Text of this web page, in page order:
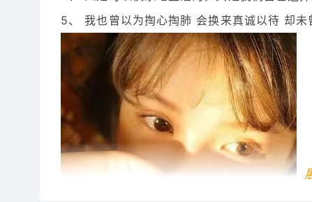
5、 我也曾以为掏心掏肺 会换来真诚以待 却未